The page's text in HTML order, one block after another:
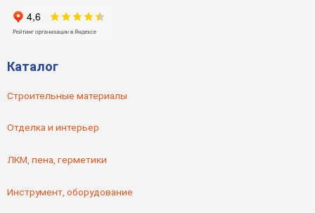
Каталог
Строительные материалы
Отделка и интерьер
ЛКМ, пена, герметики
Инструмент, оборудование